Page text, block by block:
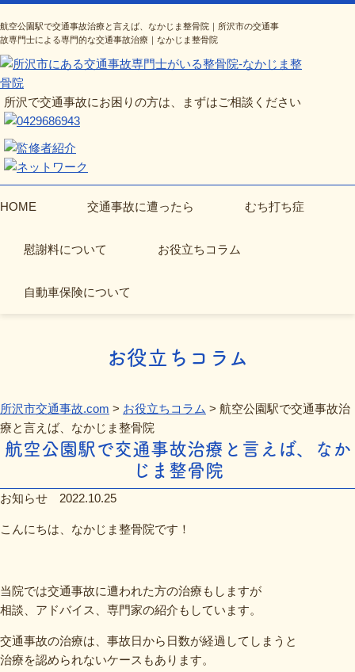
航空公園駅で交通事故治療と言えば、なかじま整骨院｜所沢市の交通事
故専門士による専門的な交通事故治療｜なかじま整骨院
所沢で交通事故にお困りの方は、まずはご相談ください
HOME 交通事故に遭ったら むち打ち症
慰謝料について お役立ちコラム
自動車保険について
お役立ちコラム
所沢市交通事故.com > お役立ちコラム > 航空公園駅で交通事故治
療と言えば、なかじま整骨院
航空公園駅で交通事故治療と言えば、なか
じま整骨院
お知らせ 2022.10.25
こんにちは、なかじま整骨院です！
当院では交通事故に遭われた方の治療もしますが
相談、アドバイス、専門家の紹介もしています。
交通事故の治療は、事故日から日数が経過してしまうと
治療を認められないケースもあります。